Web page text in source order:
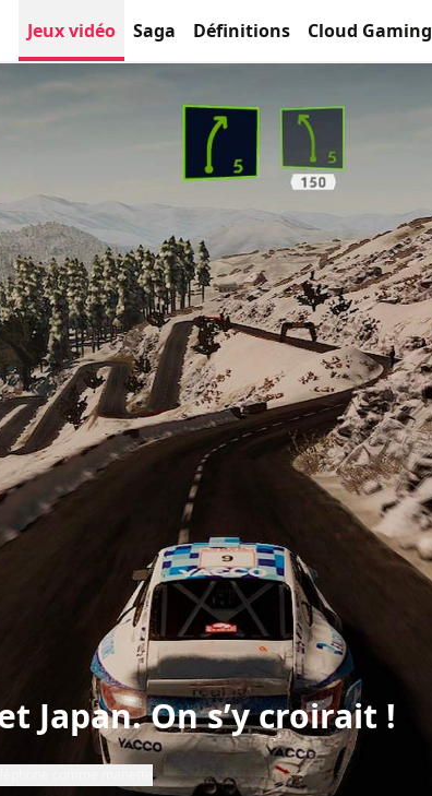
Jeux vidéo Saga Définitions Cloud Gaming
Japan. On s’y croirait !